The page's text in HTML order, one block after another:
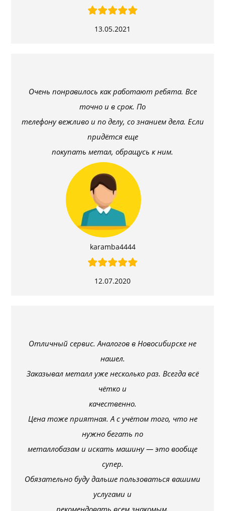
13.05.2021
Очень понравилось как работают ребята. Все
точно и в срок. По
телефону вежливо и по делу, со знанием дела. Если
придётся еще
покупать метал, обращусь к ним.
karamba4444
12.07.2020
Отличный сервис. Аналогов в Новосибирске не
нашел.
Заказывал металл уже несколько раз. Всегда всё
чётко и
качественно.
Цена тоже приятная. А с учётом того, что не
нужно бегать по
металлобазам и искать машину — это вообще
супер.
Обязательно буду дальше пользоваться вашими
услугами и